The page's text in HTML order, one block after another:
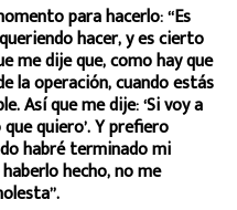
para hacerlo: “Es
hacer, y es cierto
me dije que, como hay que
la operación, cuando estás
Así que me dije: ‘Si voy a
quiero’. Y prefiero
habré terminado mi
hecho, no me